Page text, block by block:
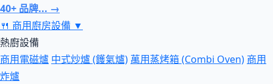
40+ 品牌... →
🍴 商用廚房設備 ▼
熱廚設備
商用電磁爐 中式炒爐 (鑊氣爐) 萬用蒸烤箱 (Combi Oven) 商用
炸爐